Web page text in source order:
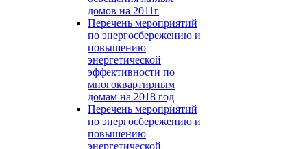
домов на 2011г
Перечень мероприятий
по энергосбережению и
повышению
энергетической
эффективности по
многоквартирным
домам на 2018 год
Перечень мероприятий
по энергосбережению и
повышению
энергетической